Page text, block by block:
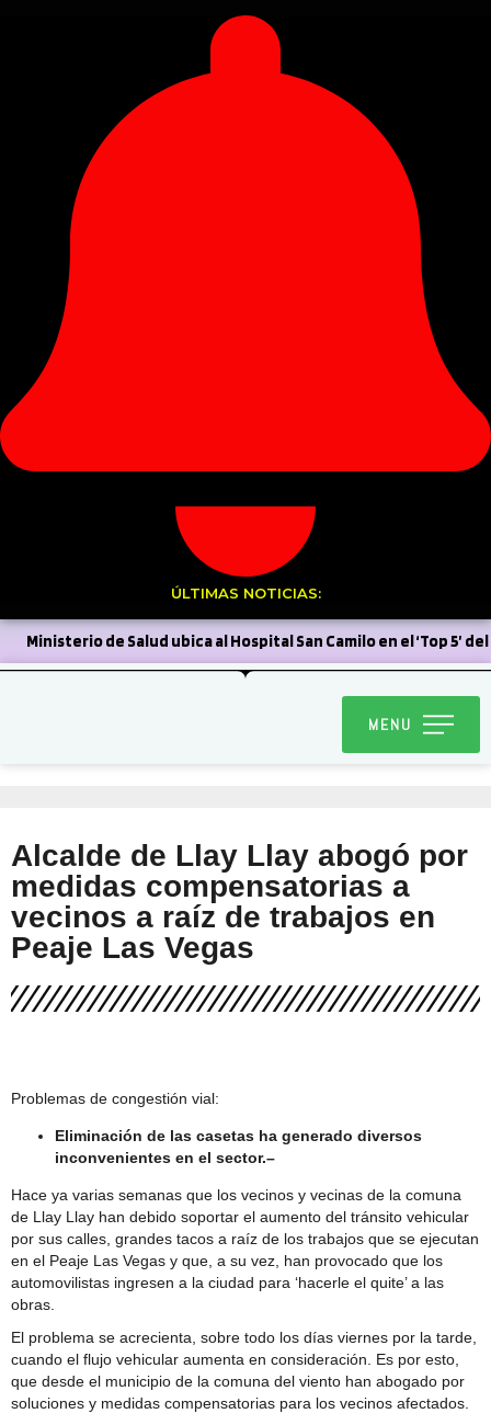
ÚLTIMAS NOTICIAS:
Ministerio de Salud ubica al Hospital San Camilo en el ‘Top 5’ del
Stardance del Liceo Corina Urbina
clasifica al Latinoamericano de Dance World Cup en Argentina
Chilquinta tras problemas a raíz del sistema frontal
Sin dar pelea Unión San Felipe se inclinó por la mínima ante la
Universidad de Chile Delegación Provincial encabeza
Comité Policial junto a Carabineros y PDI
MENU
Alcalde de Llay Llay abogó por
medidas compensatorias a
vecinos a raíz de trabajos en
Peaje Las Vegas
Problemas de congestión vial:
Eliminación de las casetas ha generado diversos
inconvenientes en el sector.–
Hace ya varias semanas que los vecinos y vecinas de la comuna
de Llay Llay han debido soportar el aumento del tránsito vehicular
por sus calles, grandes tacos a raíz de los trabajos que se ejecutan
en el Peaje Las Vegas y que, a su vez, han provocado que los
automovilistas ingresen a la ciudad para ‘hacerle el quite’ a las
obras.
El problema se acrecienta, sobre todo los días viernes por la tarde,
cuando el flujo vehicular aumenta en consideración. Es por esto,
que desde el municipio de la comuna del viento han abogado por
soluciones y medidas compensatorias para los vecinos afectados.